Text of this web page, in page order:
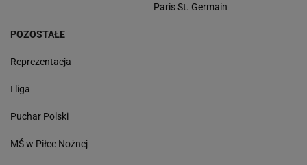
Paris St. Germain
POZOSTAŁE
Reprezentacja
I liga
Puchar Polski
MŚ w Piłce Nożnej